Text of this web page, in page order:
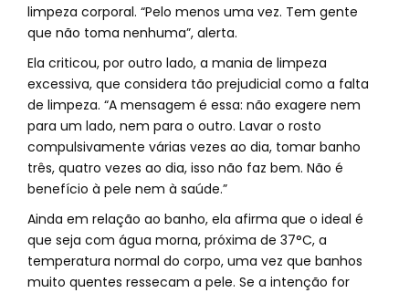
limpeza corporal. “Pelo menos uma vez. Tem gente
que não toma nenhuma”, alerta.
Ela criticou, por outro lado, a mania de limpeza
excessiva, que considera tão prejudicial como a falta
de limpeza. “A mensagem é essa: não exagere nem
para um lado, nem para o outro. Lavar o rosto
compulsivamente várias vezes ao dia, tomar banho
três, quatro vezes ao dia, isso não faz bem. Não é
benefício à pele nem à saúde.”
Ainda em relação ao banho, ela afirma que o ideal é
que seja com água morna, próxima de 37°C, a
temperatura normal do corpo, uma vez que banhos
muito quentes ressecam a pele. Se a intenção for